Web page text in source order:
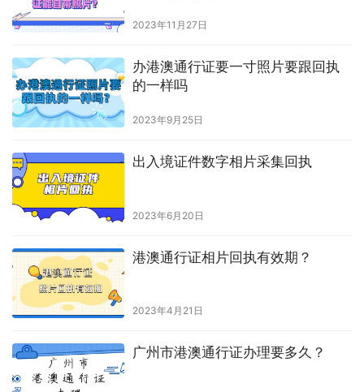
2023年11月27日
办港澳通行证要一寸照片要跟回执
的一样吗
2023年9月25日
出入境证件数字相片采集回执
2023年6月20日
港澳通行证相片回执有效期？
2023年4月21日
广州市港澳通行证办理要多久？